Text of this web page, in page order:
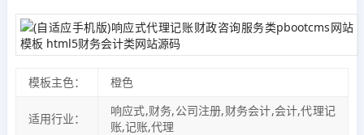
模板主色： 橙色
适用行业：
响应式,财务,公司注册,财务会计,会计,代理记
账,记账,代理